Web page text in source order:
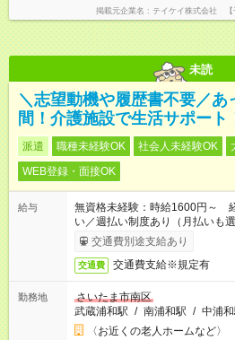
掲載元企業名 テイケイ株式会社 【
未読
＼志望動機や履歴書不要／あ
間！介護施設で生活サポート
派遣 職種未経験OK 社会人未経験OK
WEB登録・面接OK
給与
無資格未経験：時給1600円～
い／週払い制度あり（月払いも
完了次第のお支払いとなります。
交通費別途支給あり
交通費 交通費支給※規定有
勤務地
さいたま市南区
武蔵浦和駅 / 南浦和駅 / 中浦
〈お近くの老人ホームなど〉